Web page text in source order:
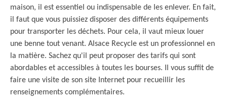
maison, il est essentiel ou indispensable de les enlever. En fait,
il faut que vous puissiez disposer des différents équipements
pour transporter les déchets. Pour cela, il vaut mieux louer
une benne tout venant. Alsace Recycle est un professionnel en
la matière. Sachez qu'il peut proposer des tarifs qui sont
abordables et accessibles à toutes les bourses. Il vous suffit de
faire une visite de son site Internet pour recueillir les
renseignements complémentaires.